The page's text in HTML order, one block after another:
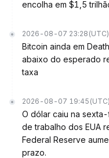
encolha em $1,5
2026-08-07 23:28 (UTC)
Bitcoin ainda em
abaixo do esperado
taxa
2026-08-07 19:45 (UTC)
O dólar caiu na
de trabalho dos EUA
Federal Reserve
prazo.